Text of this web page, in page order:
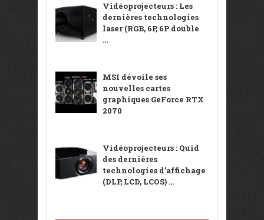
Vidéoprojecteurs : Les
dernières technologies
laser (RGB, 6P, 6P double
...
MSI dévoile ses
nouvelles cartes
graphiques GeForce RTX
2070
Vidéoprojecteurs : Quid
des dernières
technologies d’affichage
(DLP, LCD, LCOS) ...